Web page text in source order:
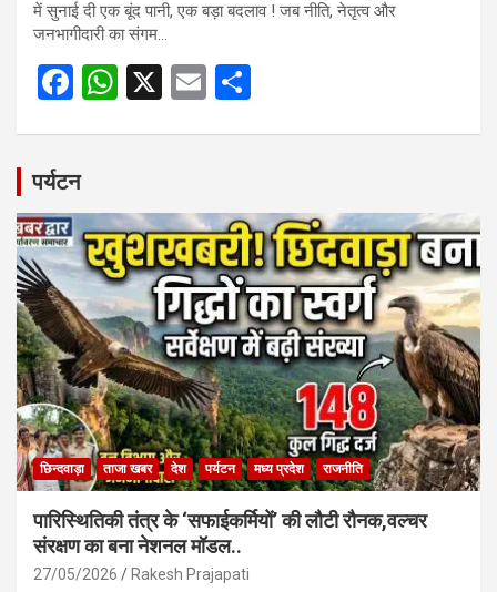
में सुनाई दी एक बूंद पानी, एक बड़ा बदलाव ! जब नीति, नेतृत्व और
जनभागीदारी का संगम…
F
b
o
o
k
W
A
p
p
X
E
पर्यटन
छिन्दवाड़ा ताजा खबर देश पर्यटन मध्य प्रदेश राजनीति
पारिस्थितिकी तंत्र के ‘सफाईकर्मियों’ की लौटी रौनक,वल्चर
संरक्षण का बना नेशनल मॉडल..
27/05/2026 Rakesh Prajapati